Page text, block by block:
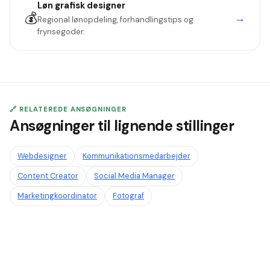
💰
Løn grafisk designer
Regional lønopdeling, forhandlingstips og
frynsegoder.
→
🔗 RELATEREDE ANSØGNINGER
Ansøgninger til lignende stillinger
Webdesigner
Kommunikationsmedarbejder
Content Creator
Social Media Manager
Marketingkoordinator
Fotograf